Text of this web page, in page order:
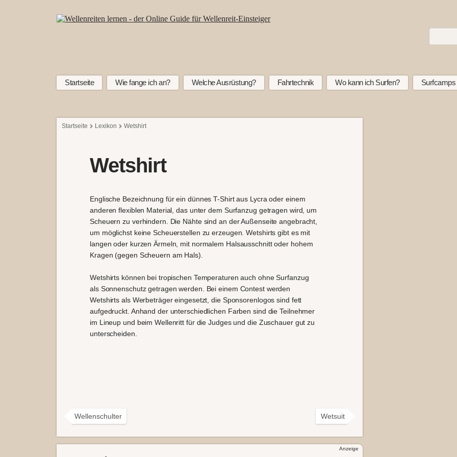
Startseite Wie fange ich an? Welche Ausrüstung? Fahrtechnik Wo kann ich Surfen? Surfcamps
Startseite Lexikon Wetshirt
Wetshirt
Englische Bezeichnung für ein dünnes T-Shirt aus Lycra oder einem
anderen flexiblen Material, das unter dem Surfanzug getragen wird, um
Scheuern zu verhindern. Die Nähte sind an der Außenseite angebracht,
um möglichst keine Scheuerstellen zu erzeugen. Wetshirts gibt es mit
langen oder kurzen Ärmeln, mit normalem Halsausschnitt oder hohem
Kragen (gegen Scheuern am Hals).
Wetshirts können bei tropischen Temperaturen auch ohne Surfanzug
als Sonnenschutz getragen werden. Bei einem Contest werden
Wetshirts als Werbeträger eingesetzt, die Sponsorenlogos sind fett
aufgedruckt. Anhand der unterschiedlichen Farben sind die Teilnehmer
im Lineup und beim Wellenritt für die Judges und die Zuschauer gut zu
unterscheiden.
Wellenschulter Wetsuit
Anzeige